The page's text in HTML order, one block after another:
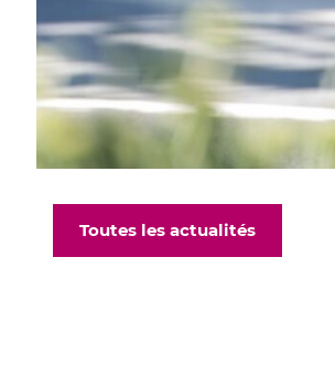
Toutes les actualités